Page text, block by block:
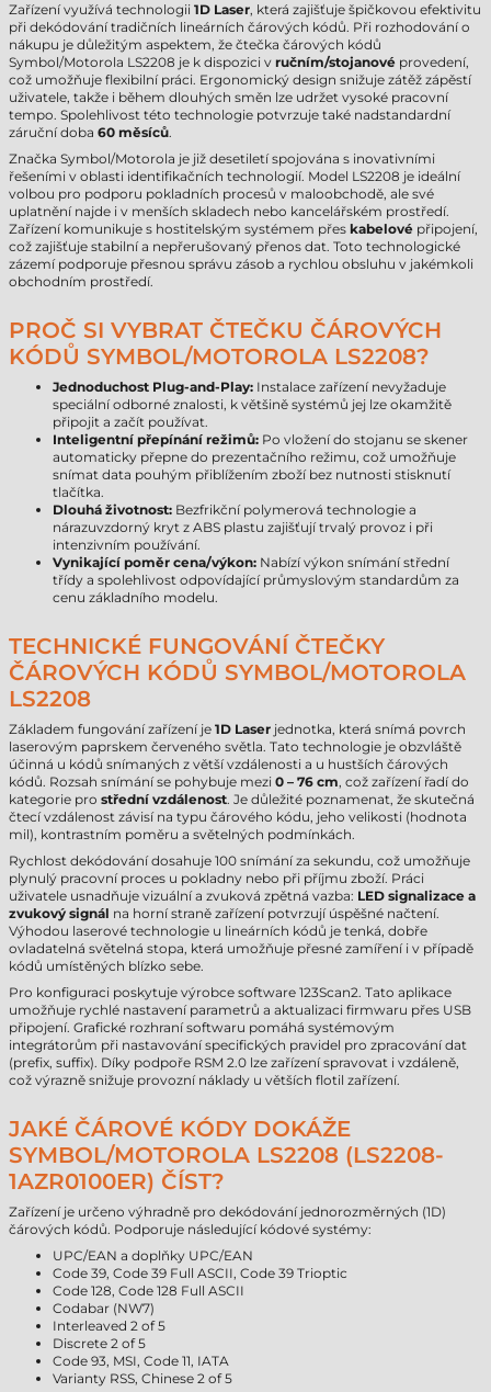
Zařízení využívá technologii 1D Laser, která zajišťuje špičkovou efektivitu
při dekódování tradičních lineárních čárových kódů. Při rozhodování o
nákupu je důležitým aspektem, že čtečka čárových kódů
Symbol/Motorola LS2208 je k dispozici v ručním/stojanové provedení,
což umožňuje flexibilní práci. Ergonomický design snižuje zátěž zápěstí
uživatele, takže i během dlouhých směn lze udržet vysoké pracovní
tempo. Spolehlivost této technologie potvrzuje také nadstandardní
záruční doba 60 měsíců.
Značka Symbol/Motorola je již desetiletí spojována s inovativními
řešeními v oblasti identifikačních technologií. Model LS2208 je ideální
volbou pro podporu pokladních procesů v maloobchodě, ale své
uplatnění najde i v menších skladech nebo kancelářském prostředí.
Zařízení komunikuje s hostitelským systémem přes kabelové připojení,
což zajišťuje stabilní a nepřerušovaný přenos dat. Toto technologické
zázemí podporuje přesnou správu zásob a rychlou obsluhu v jakémkoli
obchodním prostředí.
PROČ SI VYBRAT ČTEČKU ČÁROVÝCH
KÓDŮ SYMBOL/MOTOROLA LS2208?
Jednoduchost Plug-and-Play: Instalace zařízení nevyžaduje
speciální odborné znalosti, k většině systémů jej lze okamžitě
připojit a začít používat.
Inteligentní přepínání režimů: Po vložení do stojanu se skener
automaticky přepne do prezentačního režimu, což umožňuje
snímat data pouhým přiblížením zboží bez nutnosti stisknutí
tlačítka.
Dlouhá životnost: Bezfrikční polymerová technologie a
nárazuvzdorný kryt z ABS plastu zajišťují trvalý provoz i při
intenzivním používání.
Vynikající poměr cena/výkon: Nabízí výkon snímání střední
třídy a spolehlivost odpovídající průmyslovým standardům za
cenu základního modelu.
TECHNICKÉ FUNGOVÁNÍ ČTEČKY
ČÁROVÝCH KÓDŮ SYMBOL/MOTOROLA
LS2208
Základem fungování zařízení je 1D Laser jednotka, která snímá povrch
laserovým paprskem červeného světla. Tato technologie je obzvláště
účinná u kódů snímaných z větší vzdálenosti a u hustších čárových
kódů. Rozsah snímání se pohybuje mezi 0 – 76 cm, což zařízení řadí do
kategorie pro střední vzdálenost. Je důležité poznamenat, že skutečná
čtecí vzdálenost závisí na typu čárového kódu, jeho velikosti (hodnota
mil), kontrastním poměru a světelných podmínkách.
Rychlost dekódování dosahuje 100 snímání za sekundu, což umožňuje
plynulý pracovní proces u pokladny nebo při příjmu zboží. Práci
uživatele usnadňuje vizuální a zvuková zpětná vazba: LED signalizace a
zvukový signál na horní straně zařízení potvrzují úspěšné načtení.
Výhodou laserové technologie u lineárních kódů je tenká, dobře
ovladatelná světelná stopa, která umožňuje přesné zamíření i v případě
kódů umístěných blízko sebe.
Pro konfiguraci poskytuje výrobce software 123Scan2. Tato aplikace
umožňuje rychlé nastavení parametrů a aktualizaci firmwaru přes USB
připojení. Grafické rozhraní softwaru pomáhá systémovým
integrátorům při nastavování specifických pravidel pro zpracování dat
(prefix, suffix). Díky podpoře RSM 2.0 lze zařízení spravovat i vzdáleně,
což výrazně snižuje provozní náklady u větších flotil zařízení.
JAKÉ ČÁROVÉ KÓDY DOKÁŽE
SYMBOL/MOTOROLA LS2208 (LS2208-
1AZR0100ER) ČÍST?
Zařízení je určeno výhradně pro dekódování jednorozměrných (1D)
čárových kódů. Podporuje následující kódové systémy:
UPC/EAN a doplňky UPC/EAN
Code 39, Code 39 Full ASCII, Code 39 Trioptic
Code 128, Code 128 Full ASCII
Codabar (NW7)
Interleaved 2 of 5
Discrete 2 of 5
Code 93, MSI, Code 11, IATA
Varianty RSS, Chinese 2 of 5